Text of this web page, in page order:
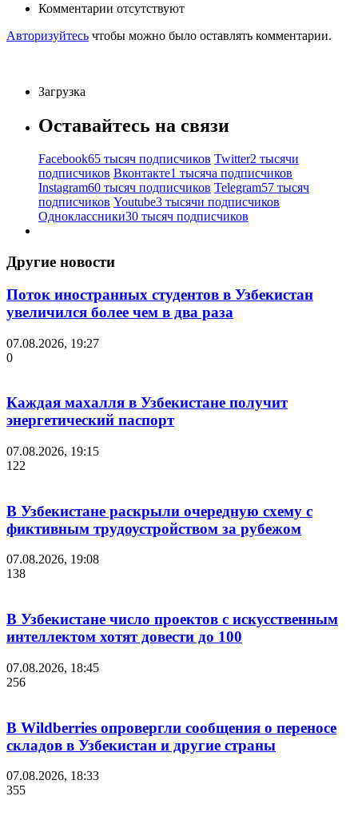
Комментарии отсутствуют
Авторизуйтесь чтобы можно было оставлять комментарии.
Загрузка
Оставайтесь на связи
Facebook65 тысяч подписчиков Twitter2 тысячи
подписчиков Вконтакте1 тысяча подписчиков
Instagram60 тысяч подписчиков Telegram57 тысяч
подписчиков Youtube3 тысячи подписчиков
Одноклассники30 тысяч подписчиков
Другие новости
Поток иностранных студентов в Узбекистан
увеличился более чем в два раза
07.08.2026, 19:27
0
Каждая махалля в Узбекистане получит
энергетический паспорт
07.08.2026, 19:15
122
В Узбекистане раскрыли очередную схему с
фиктивным трудоустройством за рубежом
07.08.2026, 19:08
138
В Узбекистане число проектов с искусственным
интеллектом хотят довести до 100
07.08.2026, 18:45
256
В Wildberries опровергли сообщения о переносе
складов в Узбекистан и другие страны
07.08.2026, 18:33
355